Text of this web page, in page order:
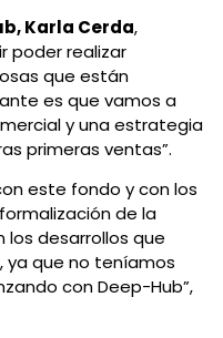
Karla Cerda,
poder realizar
que están
es que vamos a
y una estrategia
primeras ventas”.
este fondo y con los
de la
los desarrollos que
ya que no teníamos
con Deep-Hub”,